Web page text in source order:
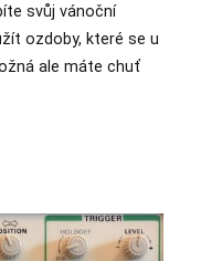
svůj vánoční
ozdoby, které se u
ale máte chuť